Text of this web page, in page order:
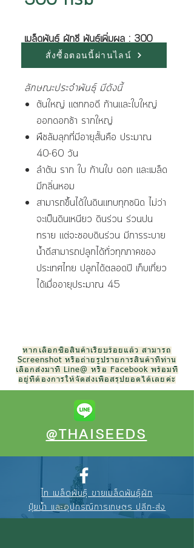
เมล็ดพันธุ์ ผักชี พันธุ์เพิ่มผล : 300
ลักษณะประจำพันธุ์ มีดังนี้
ต้นใหญ่ แตกกอดี ก้านและใบใหญ่
ออกดอกช้า รากใหญ่
พืชล้มลุกที่มีอายุสั้นคือ ประมาณ
40-60 วัน
ลำต้น ราก ใบ ก้านใบ ดอก และเมล็ด
มีกลิ่นหอม
สามารถขึ้นได้ในดินแทบทุกชนิด ไม่ว่า
จะเป็นดินเหนียว ดินร่วน ร่วนปน
ทราย แต่จะชอบดินร่วน มีการระบาย
น้ำดีสามารถปลูกได้ทั่วทุกภาคของ
ประเทศไทย ปลูกได้ตลอดปี เก็บเกี่ยว
ได้เมื่ออายุประมาณ 45
สั่งซื้อตอนนี้ผ่านไลน์
หากเลือกซื้อสินค้าเรียบร้อยแล้ว สามารถ
Screenshot หรือถ่ายรูปรายการสินค้าที่ท่าน
เลือกส่งมาที่ Line@ หรือ Facebook พร้อมที่
อยู่ที่ต้องการให้จัดส่งเพื่อสรุปยอดได้เลยค่ะ
@THAISEEDS
ไท เมล็ดพันธุ์ ขายเมล็ดพันธุ์ผัก
ปุ๋ยน้ำ และอุปกรณ์การเกษตร ปลีก-ส่ง